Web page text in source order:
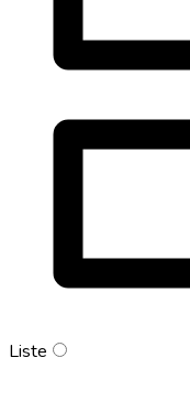
Liste